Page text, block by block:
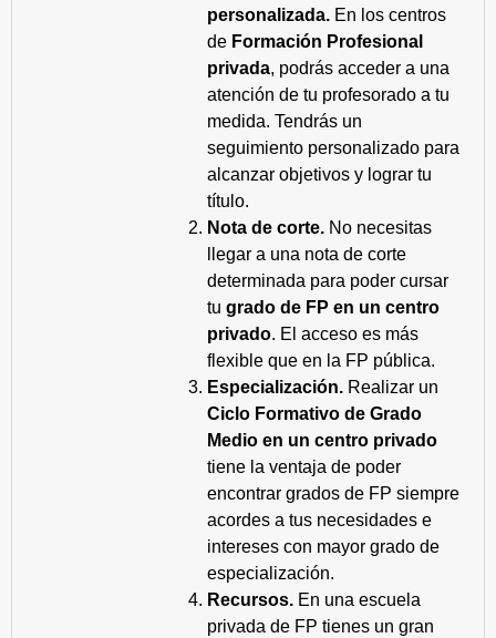
personalizada. En los centros
de Formación Profesional
privada, podrás acceder a una
atención de tu profesorado a tu
medida. Tendrás un
seguimiento personalizado para
alcanzar objetivos y lograr tu
título.
Nota de corte. No necesitas
llegar a una nota de corte
determinada para poder cursar
tu grado de FP en un centro
privado. El acceso es más
flexible que en la FP pública.
Especialización. Realizar un
Ciclo Formativo de Grado
Medio en un centro privado
tiene la ventaja de poder
encontrar grados de FP siempre
acordes a tus necesidades e
intereses con mayor grado de
especialización.
Recursos. En una escuela
privada de FP tienes un gran